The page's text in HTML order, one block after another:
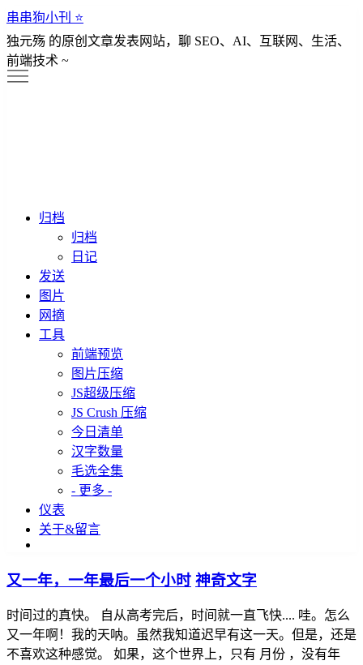
串串狗小刊 ⭐️
独元殇 的原创文章发表网站，聊 SEO、AI、互联网、生活、
前端技术 ~
归档
归档
日记
发送
图片
网摘
工具
前端预览
图片压缩
JS超级压缩
JS Crush 压缩
今日清单
汉字数量
毛选全集
- 更多 -
仪表
关于&留言
又一年，一年最后一个小时 神奇文字
时间过的真快。 自从高考完后，时间就一直飞快.... 哇。怎么
又一年啊！我的天呐。虽然我知道迟早有这一天。但是，还是
不喜欢这种感觉。 如果，这个世界上，只有 月份 ，没有年